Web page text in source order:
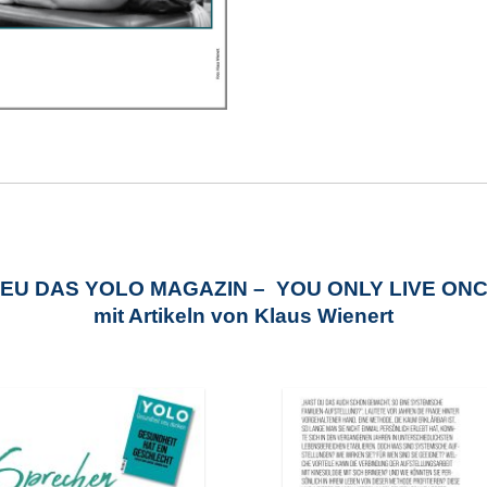
DAS YOLO MAGAZIN – YOU ONLY LIVE
mit Artikeln von Klaus Wienert